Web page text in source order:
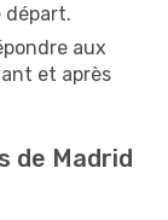
départ.
aux
et après
de Madrid